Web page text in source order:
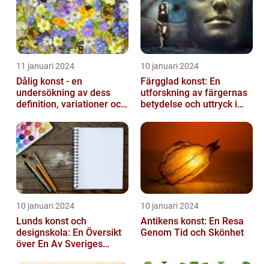
11 januari 2024
Dålig konst - en
undersökning av dess
definition, variationer och
10 januari 2024
Färgglad konst: En
utforskning av färgernas
betydelse och uttryck i
10 januari 2024
Lunds konst och
designskola: En Översikt
över En Av Sveriges
10 januari 2024
Antikens konst: En Resa
Genom Tid och Skönhet